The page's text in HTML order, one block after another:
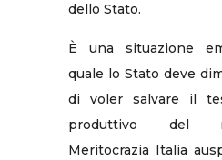
dello Stato.
È una situazione
quale lo Stato deve
di voler salvare il
produttivo del
Meritocrazia Italia